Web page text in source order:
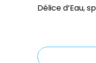
Délice d’Eau,